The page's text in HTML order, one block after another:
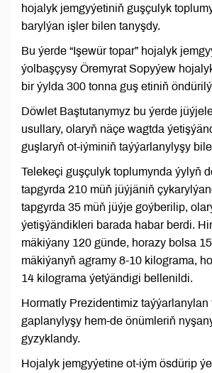
hojalyk jemgyýetiniň guşçulyk
barylýan işler bilen tanyşdy.
Bu ýerde “Işewür topar” hojalyk
ýolbaşçysy Öremyrat Sopyýew
bir ýylda 300 tonna guş etiniň
Döwlet Baştutanymyz bu ýerde
usullary, olaryň näçe wagtda
guşlaryň ot-iýminiň taýýarlanylyşy
Telekeçi guşçulyk toplumynda ýylyň
tapgyrda 210 müň jüýjäniň
tapgyrda 35 müň jüýje goýberilip,
ýetişýändikleri barada habar berdi.
mäkiýany 120 günde, horazy bolsa
mäkiýanyň agramy 8-10 kilograma,
14 kilograma ýetýändigi bellenildi.
Hormatly Prezidentimiz taýýarlanylan
gaplanylyşy hem-de önümleriň
gyzyklandy.
Hojalyk jemgyýetine ot-iým ösdürip